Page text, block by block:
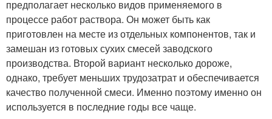
предполагает несколько видов применяемого в
процессе работ раствора. Он может быть как
приготовлен на месте из отдельных компонентов, так и
замешан из готовых сухих смесей заводского
производства. Второй вариант несколько дороже,
однако, требует меньших трудозатрат и обеспечивается
качество полученной смеси. Именно поэтому именно он
используется в последние годы все чаще.